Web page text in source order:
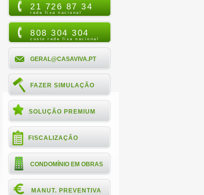
21 726 87 34
rede fixa nacional
808 304 304
custo rede fixa nacional
GERAL@CASAVIVA.PT
FAZER SIMULAÇÃO
SOLUÇÃO PREMIUM
FISCALIZAÇÃO
CONDOMÍNIO EM OBRAS
MANUT. PREVENTIVA